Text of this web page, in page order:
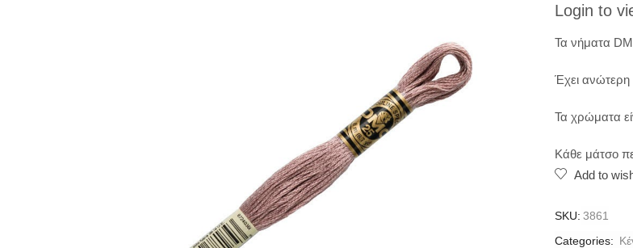
Login to
Τα νήματα
Έχει ανώτερη
Τα χρώματα
Κάθε μάτσο
Add to
SKU: 3861
Categories: